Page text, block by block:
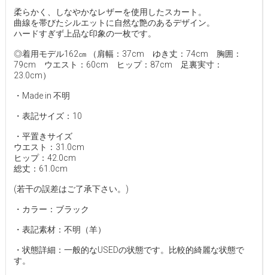
柔らかく、しなやかなレザーを使用したスカート。
曲線を帯びたシルエットに自然な艶のあるデザイン。
ハードすぎず上品な印象の一枚です。
◎着用モデル162㎝ （肩幅：37cm ゆき丈：74cm 胸囲：
79cm ウエスト：60cm ヒップ：87cm 足裏実寸：
23.0cm）
・Made in 不明
・表記サイズ：10
・平置きサイズ
ウエスト：31.0cm
ヒップ：42.0cm
総丈：61.0cm
(若干の誤差はご了承下さい。)
・カラー：ブラック
・表記素材：不明（羊）
・状態詳細：一般的なUSEDの状態です。比較的綺麗な状態で
す。